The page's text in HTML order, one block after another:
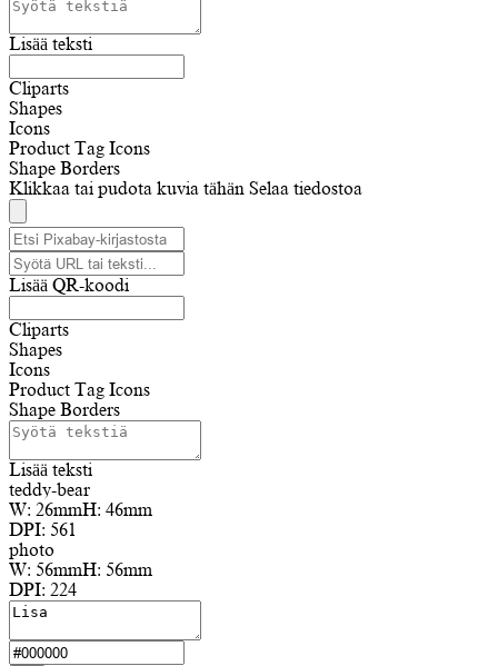
Lisää teksti
Cliparts
Shapes
Icons
Product Tag Icons
Shape Borders
Klikkaa tai pudota kuvia tähän Selaa tiedostoa
Lisää QR-koodi
Cliparts
Shapes
Icons
Product Tag Icons
Shape Borders
Lisää teksti
teddy-bear
W: 26mmH: 46mm
DPI: 561
photo
W: 56mmH: 56mm
DPI: 224